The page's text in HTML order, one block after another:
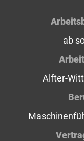
ab
Alfter-